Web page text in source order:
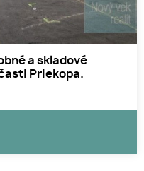
a skladové
Priekopa.